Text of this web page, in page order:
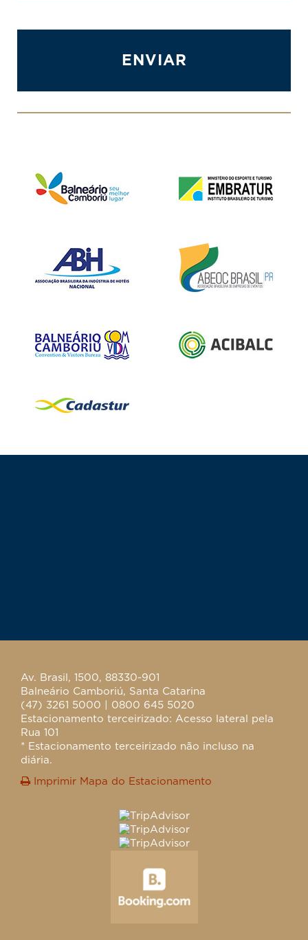
ENVIAR
Av. Brasil, 1500, 88330-901
Balneário Camboriú, Santa Catarina
(47) 3261 5000 | 0800 645 5020
Estacionamento terceirizado: Acesso lateral pela
Rua 101
* Estacionamento terceirizado não incluso na
diária.
Imprimir Mapa do Estacionamento